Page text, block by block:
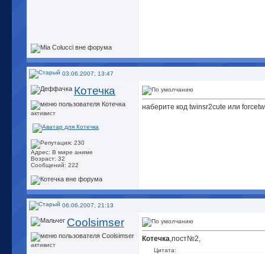
03.06.2007, 13:47
Котечка
активист
Адрес: В мире аниме
Возраст: 32
Сообщений: 222
наберите код twinsr2cute или
06.06.2007, 21:13
Coolsimser
активист
Котечка,пост№2,
Цитата: